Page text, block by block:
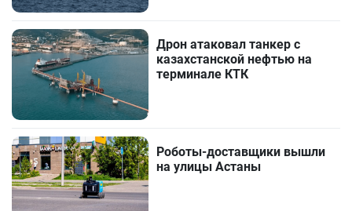
Дрон атаковал танкер с
казахстанской нефтью на
терминале КТК
Роботы-доставщики вышли
на улицы Астаны